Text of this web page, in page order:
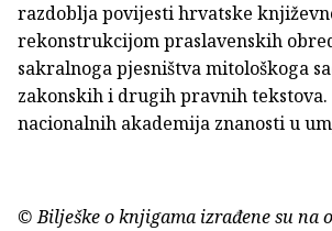
razdoblja povijesti hrvatske
rekonstrukcijom praslavenskih
sakralnoga pjesništva mitološkoga
zakonskih i drugih pravnih tekstova.
nacionalnih akademija znanosti u
© Bilješke o knjigama izrađene su na